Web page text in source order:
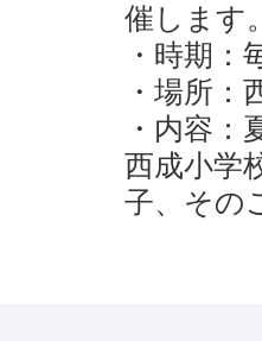
催します。
・時期：
・場所：
・内容
西成小学
子、その